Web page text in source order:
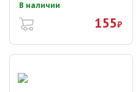
В наличии
155₽